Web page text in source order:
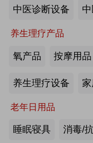
中医诊断设备
养生理疗产品
氧产品 按摩用品
养生理疗设备
老年日用品
睡眠寝具 消毒/
懒
来源:注册会员